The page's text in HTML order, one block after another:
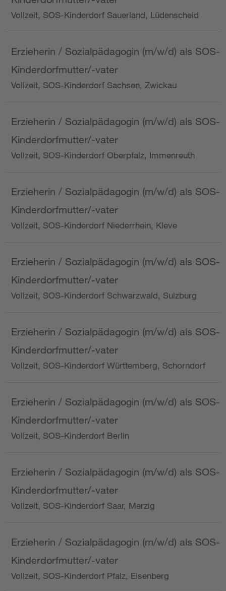
Vollzeit, SOS-Kinderdorf Sauerland, Lüdenscheid
Erzieherin / Sozialpädagogin (m/w/d) als SOS-
Kinderdorfmutter/-vater
Vollzeit, SOS-Kinderdorf Sachsen, Zwickau
Erzieherin / Sozialpädagogin (m/w/d) als SOS-
Kinderdorfmutter/-vater
Vollzeit, SOS-Kinderdorf Oberpfalz, Immenreuth
Erzieherin / Sozialpädagogin (m/w/d) als SOS-
Kinderdorfmutter/-vater
Vollzeit, SOS-Kinderdorf Niederrhein, Kleve
Erzieherin / Sozialpädagogin (m/w/d) als SOS-
Kinderdorfmutter/-vater
Vollzeit, SOS-Kinderdorf Schwarzwald, Sulzburg
Erzieherin / Sozialpädagogin (m/w/d) als SOS-
Kinderdorfmutter/-vater
Vollzeit, SOS-Kinderdorf Württemberg, Schorndorf
Erzieherin / Sozialpädagogin (m/w/d) als SOS-
Kinderdorfmutter/-vater
Vollzeit, SOS-Kinderdorf Berlin
Erzieherin / Sozialpädagogin (m/w/d) als SOS-
Kinderdorfmutter/-vater
Vollzeit, SOS-Kinderdorf Saar, Merzig
Erzieherin / Sozialpädagogin (m/w/d) als SOS-
Kinderdorfmutter/-vater
Vollzeit, SOS-Kinderdorf Pfalz, Eisenberg